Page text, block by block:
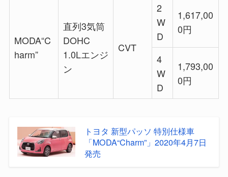
MODA“C
harm”
直列3気筒
DOHC
1.0Lエンジ
ン
CVT
2
W
D
1,617,00
0円
4
W
D
1,793,00
0円
トヨタ 新型パッソ 特別仕様車
「MODA“Charm”」2020年4月7日
発売